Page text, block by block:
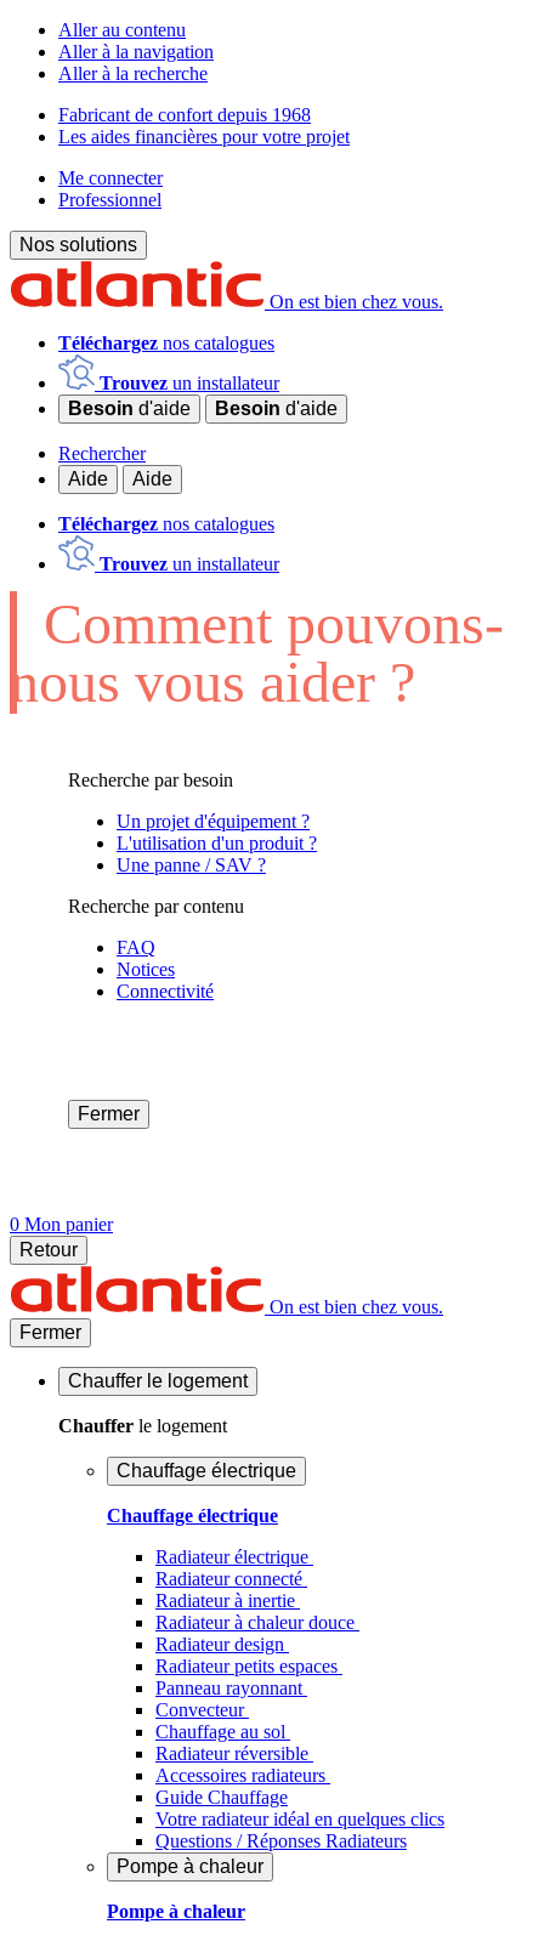
Aller au contenu
Aller à la navigation
Aller à la recherche
Fabricant de confort depuis 1968
Les aides financières pour votre projet
Me connecter
Professionnel
Nos solutions
On est bien chez vous.
Téléchargez nos catalogues
Trouvez un installateur
Besoin d'aide Besoin d'aide
Rechercher
Aide
Aide
Téléchargez nos catalogues
Trouvez un installateur
Comment pouvons-
nous vous aider ?
Recherche par besoin
Un projet d'équipement ?
L'utilisation d'un produit ?
Une panne / SAV ?
Recherche par contenu
FAQ
Notices
Connectivité
Fermer
0 Mon panier
Retour
On est bien chez vous.
Fermer
Chauffer le logement
Chauffer le logement
Chauffage électrique
Chauffage électrique
Radiateur électrique
Radiateur connecté
Radiateur à inertie
Radiateur à chaleur douce
Radiateur design
Radiateur petits espaces
Panneau rayonnant
Convecteur
Chauffage au sol
Radiateur réversible
Accessoires radiateurs
Guide Chauffage
Votre radiateur idéal en quelques clics
Questions / Réponses Radiateurs
Pompe à chaleur
Pompe à chaleur